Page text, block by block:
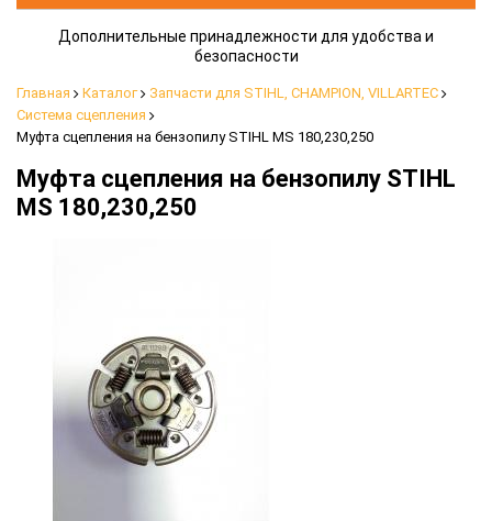
Дополнительные принадлежности для удобства и
безопасности
Главная Каталог
Запчасти для STIHL, CHAMPION, VILLARTEC
Система сцепления
Муфта сцепления на бензопилу STIHL MS 180,230,250
Муфта сцепления на бензопилу STIHL
MS 180,230,250